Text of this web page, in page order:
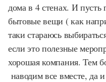
дома в 4 стенах. И пусть
бытовые вещи ( как
таки стараюсь
если это полезные
хорошая компания. Тем
наводим все вместе, да